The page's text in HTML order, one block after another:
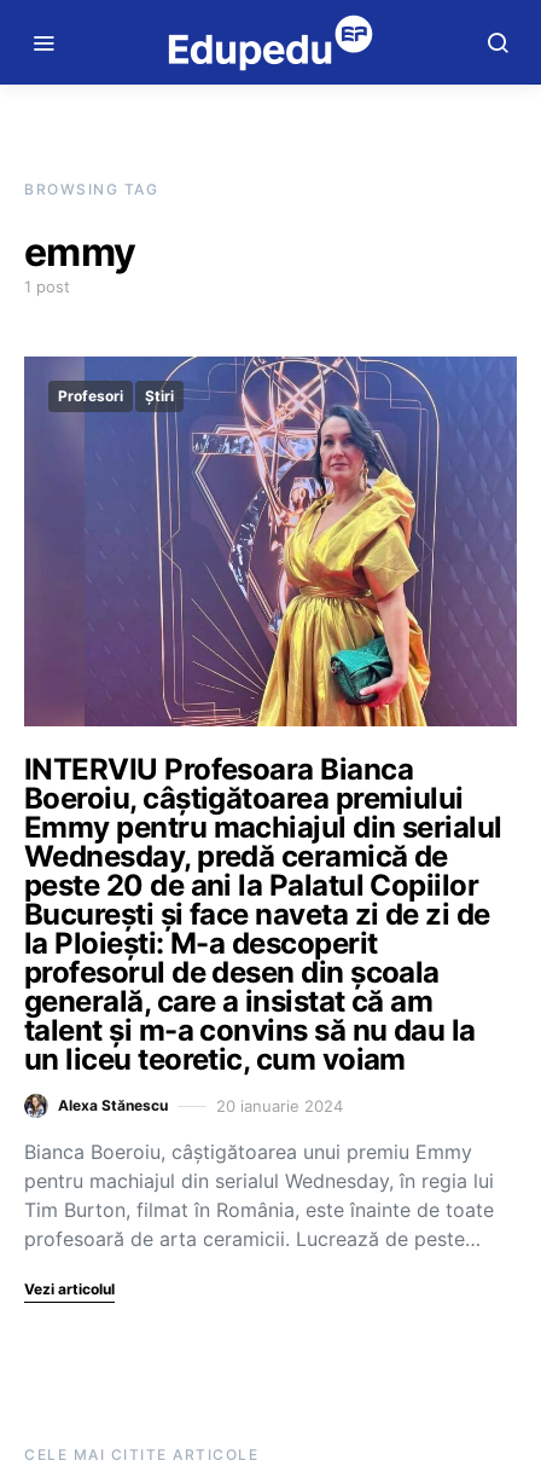
BROWSING TAG
emmy
1 post
Profesori Știri
INTERVIU Profesoara Bianca
Boeroiu, câștigătoarea premiului
Emmy pentru machiajul din serialul
Wednesday, predă ceramică de
peste 20 de ani la Palatul Copiilor
București și face naveta zi de zi de
la Ploiești: M-a descoperit
profesorul de desen din școala
generală, care a insistat că am
talent și m-a convins să nu dau la
un liceu teoretic, cum voiam
Alexa Stănescu 20 ianuarie 2024
Bianca Boeroiu, câștigătoarea unui premiu Emmy
pentru machiajul din serialul Wednesday, în regia lui
Tim Burton, filmat în România, este înainte de toate
profesoară de arta ceramicii. Lucrează de peste…
Vezi articolul
CELE MAI CITITE ARTICOLE